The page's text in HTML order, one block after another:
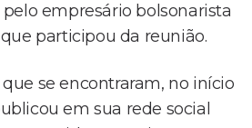
empresário bolsonarista
participou da reunião.
se encontraram, no início
em sua rede social